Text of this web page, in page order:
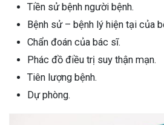
Tiền sử bệnh người bệnh.
Bệnh sử – bệnh lý hiện tại của
Chẩn đoán của bác sĩ.
Phác đồ điều trị suy thận mạn.
Tiên lượng bệnh.
Dự phòng.